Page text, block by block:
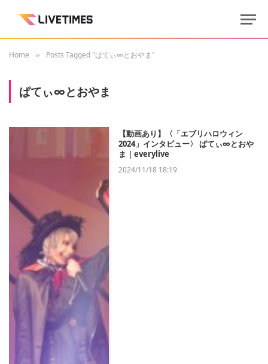
Home » Posts Tagged "ぱてぃ∞とおやま"
ぱてぃ∞とおやま
【動画あり】〈「エブリハロウィン
2024」インタビュー〉 ぱてぃ∞とおや
ま｜everylive
2024/11/18 18:19